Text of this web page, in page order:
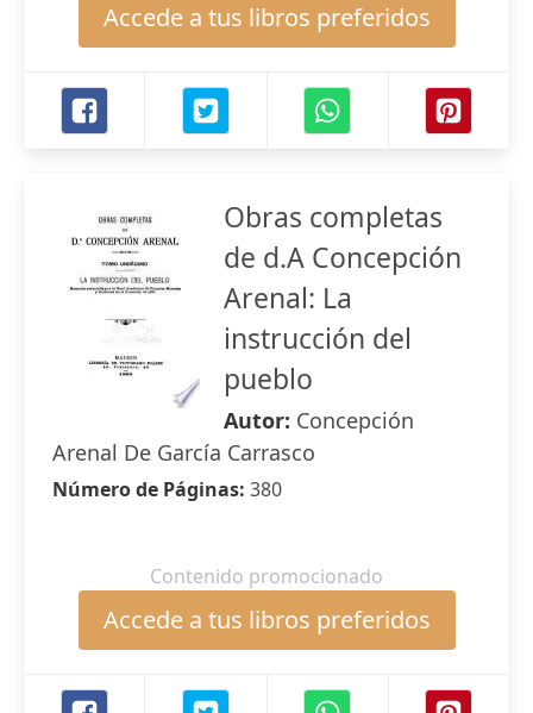
Accede a tus libros preferidos
Obras completas
de d.A Concepción
Arenal: La
instrucción del
pueblo
Autor: Concepción
Arenal De García Carrasco
Número de Páginas: 380
Contenido promocionado
Accede a tus libros preferidos